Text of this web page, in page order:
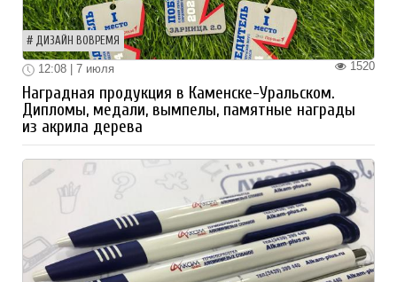
ДИЗАЙН ВОВРЕМЯ
1520
12:08 | 7 июля
Наградная продукция в Каменске-Уральском.
Дипломы, медали, вымпелы, памятные награды
из акрила дерева